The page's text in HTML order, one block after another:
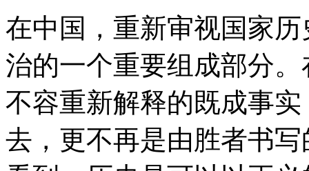
在中国，重新审视国家
治的一个重要组成部分
不容重新解释的既成事
去，更不再是由胜者书